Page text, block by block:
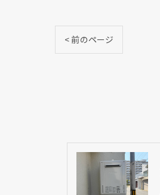
< 前のページ